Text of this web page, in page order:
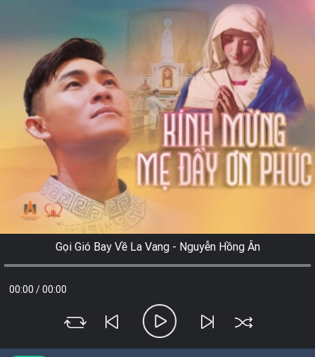
Gọi Gió Bay Về La Vang - Nguyễn Hồng Ân
00:00 /00:00